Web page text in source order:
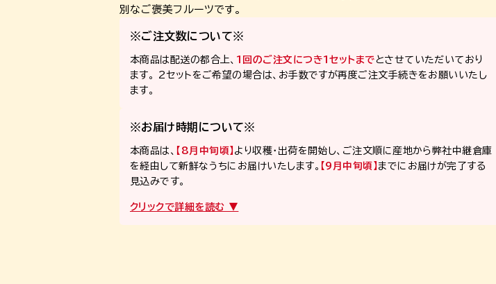
別なご褒美フルーツです。
※ご注文数について※
本商品は配送の都合上、 1回のご注文につき1セットまで とさせていただいており
ます。 2セットをご希望の場合は、お手数ですが再度ご注文手続きをお願いいたし
ます。
※お届け時期について※
本商品は、 【8月中旬頃】 より収穫・出荷を開始し、ご注文順に産地から弊社中継倉庫
を経由して新鮮なうちにお届けいたします。 【9月中旬頃】 までにお届けが完了する
見込みです。